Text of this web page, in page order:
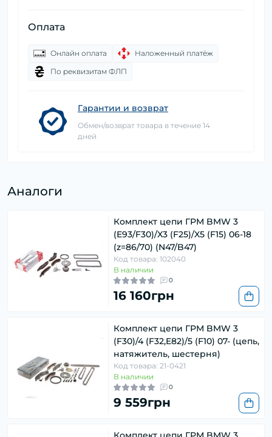
Оплата
Онлайн оплата
Наложенный платёж
По реквизитам ФЛП
Гарантии и возврат
Обмен/возврат товара в течение 14
дней
Аналоги
Комплект цепи ГРМ BMW 3
(E93/F30)/X3 (F25)/X5 (F15) 06-18
(z=86/70) (N47/B47)
Код товара: 102040
В наличии
0
16 160грн
Комплект цепи ГРМ BMW 3
(F30)/4 (F32,E82)/5 (F10) 07- (цепь,
натяжитель, шестерня)
Код товара: 21-0421
В наличии
0
9 559грн